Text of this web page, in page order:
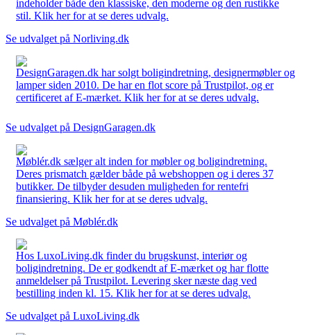
indeholder både den klassiske, den moderne og den rustikke
stil. Klik her for at se deres udvalg.
Se udvalget på Norliving.dk
DesignGaragen.dk har solgt boligindretning, designermøbler og
lamper siden 2010. De har en flot score på Trustpilot, og er
certificeret af E-mærket. Klik her for at se deres udvalg.
Se udvalget på DesignGaragen.dk
Møblér.dk sælger alt inden for møbler og boligindretning.
Deres prismatch gælder både på webshoppen og i deres 37
butikker. De tilbyder desuden muligheden for rentefri
finansiering. Klik her for at se deres udvalg.
Se udvalget på Møblér.dk
Hos LuxoLiving.dk finder du brugskunst, interiør og
boligindretning. De er godkendt af E-mærket og har flotte
anmeldelser på Trustpilot. Levering sker næste dag ved
bestilling inden kl. 15. Klik her for at se deres udvalg.
Se udvalget på LuxoLiving.dk